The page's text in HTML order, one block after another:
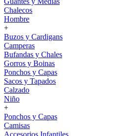
Chalecos
Hombre
+
Buzos y Cardigans
Camperas
Bufandas y Chales
Gorros y Boinas
Ponchos y Capas
Sacos y Tapados
Calzado
Niño
+
Ponchos y Capas
Camisas
Accesorios Infantiles